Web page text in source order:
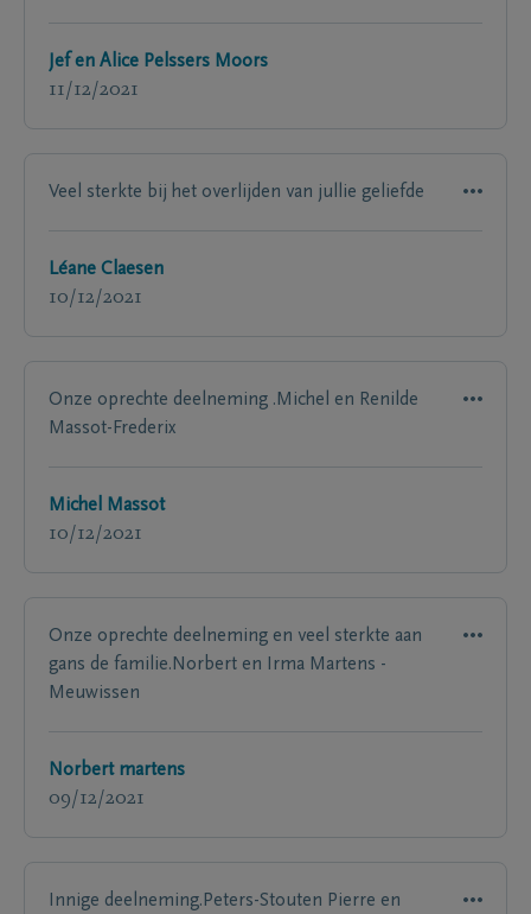
Jef en Alice Pelssers Moors
11/12/2021
Veel sterkte bij het overlijden van jullie geliefde
Léane Claesen
10/12/2021
Onze oprechte deelneming .Michel en Renilde
Massot-Frederix
Michel Massot
10/12/2021
Onze oprechte deelneming en veel sterkte aan
gans de familie.Norbert en Irma Martens -
Meuwissen
Norbert martens
09/12/2021
Innige deelneming.Peters-Stouten Pierre en